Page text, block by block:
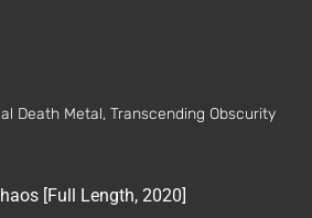
Death Metal, Transcending Obscurity
[Full Length, 2020]